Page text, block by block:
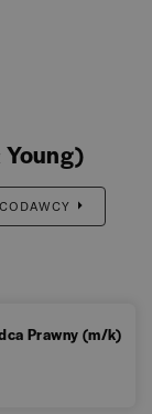
Young)
Prawny (m/k)